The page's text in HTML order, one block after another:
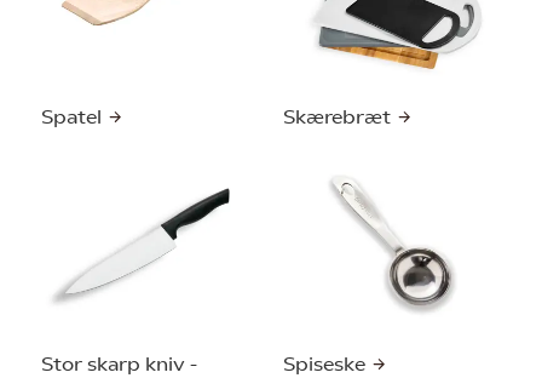
Spatel Skærebræt
Stor skarp kniv -
Spiseske